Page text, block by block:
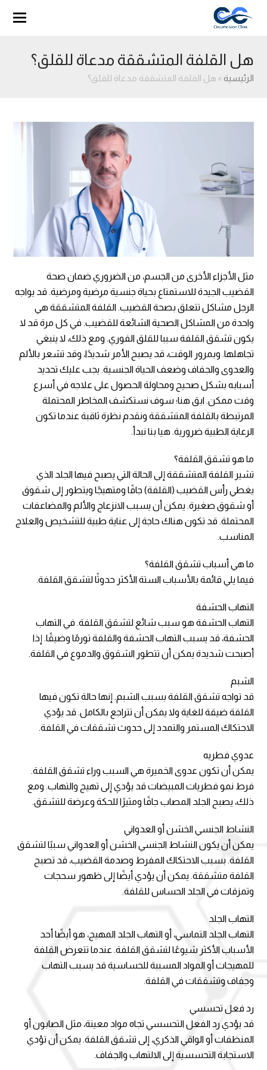
هل القلفة المتشققة مدعاة للقلق؟
الرئيسية » هل القلفة المتشققة مدعاة للقلق؟
مثل الأجزاء الأخرى من الجسم، من الضروري ضمان صحة
القضيب الجيدة للاستمتاع بحياة جنسية مرضية ومرضية. قد يواجه
الرجل مشاكل تتعلق بصحة القضيب. القلفة المتشققة هي
واحدة من المشاكل الصحية الشائعة للقضيب. في كل مرة قد لا
يكون تشقق القلفة سببا للقلق الفوري. ومع ذلك، لا ينبغي
تجاهلها. وبمرور الوقت، قد يصبح الأمر شديدًا، وقد تشعر بالألم
والعدوى والجفاف وضعف الحياة الجنسية. يجب عليك تحديد
أسبابه بشكل صحيح ومحاولة الحصول على علاجه في أسرع
وقت ممكن. ابق هنا؛ سوف نستكشف المخاطر المحتملة
المرتبطة بالقلفة المتشققة ونقدم نظرة ثاقبة عندما تكون
الرعاية الطبية ضرورية. هيا بنا نبدأ.
ما هو تشقق القلفة؟
تشير القلفة المتشققة إلى الحالة التي يصبح فيها الجلد الذي
يغطي رأس القضيب (القلفة) جافًا ومتهيجًا ويتطور إلى شقوق
أو شقوق صغيرة. يمكن أن يسبب الانزعاج والألم والمضاعفات
المحتملة. قد تكون هناك حاجة إلى عناية طبية للتشخيص والعلاج
المناسب.
ما هي أسباب تشقق القلفة؟
فيما يلي قائمة بالأسباب الستة الأكثر حدوثًا لتشقق القلفة.
التهاب الحشفة
التهاب الحشفة هو سبب شائع لتشقق القلفة. في التهاب
الحشفة، قد يسبب التهاب الحشفة والقلفة تورمًا وضيقًا. إذا
أصبحت شديدة يمكن أن تتطور الشقوق والدموع في القلفة.
الشبم
قد تواجه تشقق القلفة بسبب الشبم. إنها حالة تكون فيها
القلفة ضيقة للغاية ولا يمكن أن تتراجع بالكامل. قد يؤدي
الاحتكاك المستمر والتمدد إلى حدوث تشققات في القلفة.
عدوي فطريه
يمكن أن تكون عدوى الخميرة هي السبب وراء تشقق القلفة.
فرط نمو فطريات المبيضات قد يؤدي إلى تهيج والتهاب. ومع
ذلك، يصبح الجلد المصاب جافًا ومثيرًا للحكة وعرضة للتشقق.
النشاط الجنسي الخشن أو العدواني
يمكن أن يكون النشاط الجنسي الخشن أو العدواني سببًا لتشقق
القلفة. بسبب الاحتكاك المفرط وصدمة القضيب، قد تصبح
القلفة متشققة. يمكن أن يؤدي أيضًا إلى ظهور سحجات
وتمزقات في الجلد الحساس للقلفة.
التهاب الجلد
التهاب الجلد التماسي، أو التهاب الجلد المهيج، هو أيضًا أحد
الأسباب الأكثر شيوعًا لتشقق القلفة. عندما تتعرض القلفة
للمهيجات أو المواد المسببة للحساسية قد يسبب التهاب
وجفاف وتشققات في القلفة.
رد فعل تحسسي
قد يؤدي رد الفعل التحسسي تجاه مواد معينة، مثل الصابون أو
المنظفات أو الواقي الذكري، إلى تشقق القلفة. يمكن أن تؤدي
الاستجابة التحسسية إلى الالتهاب والجفاف.